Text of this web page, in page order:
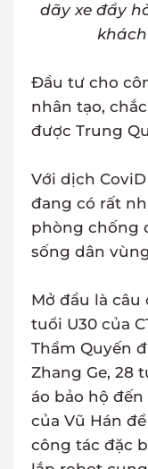
dãy xe đẩy
Đầu tư cho
nhân tạo,
được Trung
Với dịch
đang có rất
phòng chống
sống dân
Mở đầu là
tuổi U30 của
Thẩm Quyến
Zhang Ge, 28
áo bảo hộ
của Vũ Hán
công tác đặc